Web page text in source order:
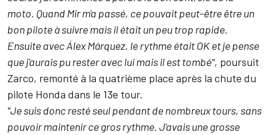
moto. Quand Mir m'a passé, ce pouvait peut-être être un
bon pilote à suivre mais il était un peu trop rapide.
Ensuite avec Álex Márquez, le rythme était OK et je pense
que j'aurais pu rester avec lui mais il est tombé", poursuit
Zarco, remonté à la quatrième place après la chute du
pilote Honda dans le 13e tour.
"Je suis donc resté seul pendant de nombreux tours, sans
pouvoir maintenir ce gros rythme. J'avais une grosse